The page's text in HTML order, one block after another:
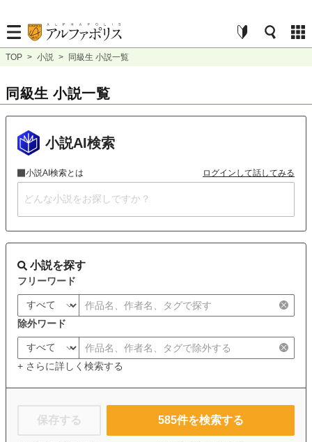
TOP > 小説 > 同級生 小説一覧
同級生 小説一覧
小説AI検索
小説AI検索とは ログインして話してみる
小説を探す
フリーワード
除外ワード
+ さらに詳しく検索する
保存する 585件を検索する